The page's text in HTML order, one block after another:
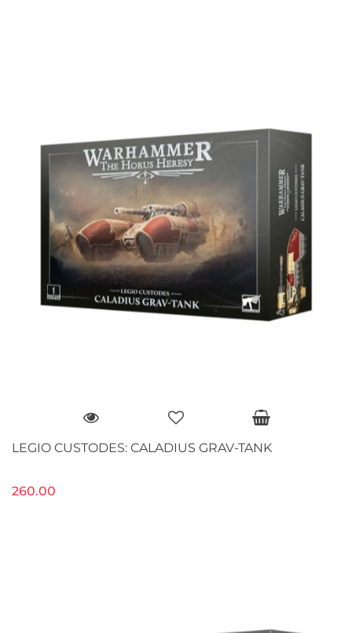
LEGIO CUSTODES: CALADIUS GRAV-TANK
260.00